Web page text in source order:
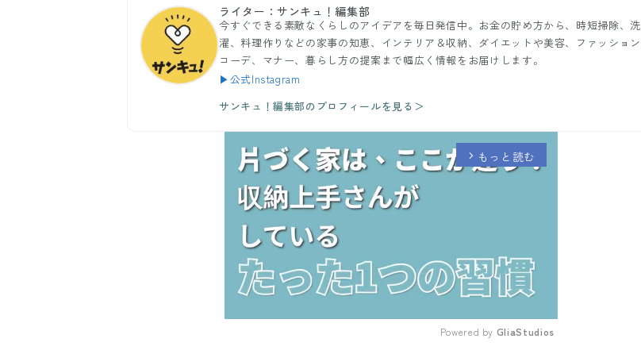
ライター：サンキュ！編集部
今すぐできる素敵なくらしのアイデアを毎日発信中。お金の貯め方から、時短掃除、洗
濯、料理作りなどの家事の知恵、インテリア＆収納、ダイエットや美容、ファッション
コーデ、マナー、暮らし方の提案まで幅広く情報をお届けします。
▶公式Instagram
サンキュ！編集部のプロフィールを見る＞
arrow_forward_ios もっと読む
Powered by GliaStudios